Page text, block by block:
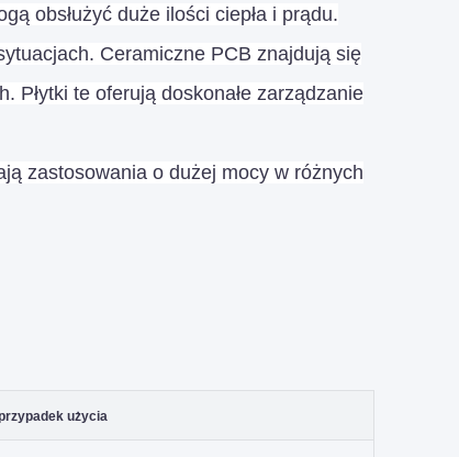
obsłużyć duże ilości ciepła i prądu.
Ceramiczne PCB znajdują się
Płytki te oferują doskonałe zarządzanie
zastosowania o dużej mocy w różnych
użycia